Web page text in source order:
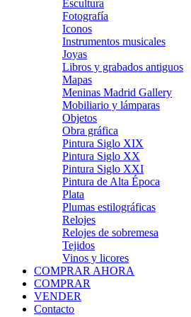
Escultura
Fotografía
Iconos
Instrumentos musicales
Joyas
Libros y grabados antiguos
Mapas
Meninas Madrid Gallery
Mobiliario y lámparas
Objetos
Obra gráfica
Pintura Siglo XIX
Pintura Siglo XX
Pintura Siglo XXI
Pintura de Alta Época
Plata
Plumas estilográficas
Relojes
Relojes de sobremesa
Tejidos
Vinos y licores
COMPRAR AHORA
COMPRAR
VENDER
Contacto